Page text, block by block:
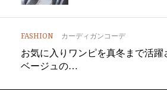
FASHION カーディガンコーデ
お気に入りワンピを真冬まで活躍
ベージュの…